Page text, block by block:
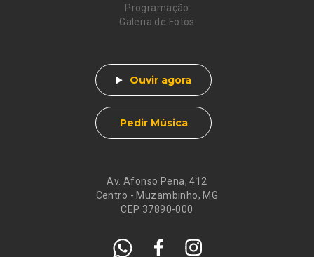
Av. Afonso Pena, 412
Centro - Muzambinho, MG
CEP 37890-000
Programação
Galeria de Fotos
Ouvir agora
Pedir Música